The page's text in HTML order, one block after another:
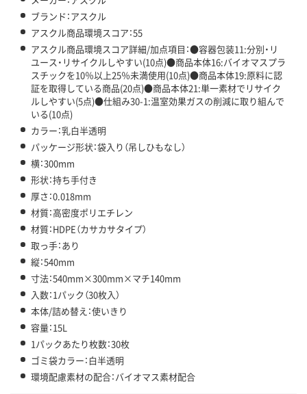
ブランド：アスクル
アスクル商品環境スコア：55
アスクル商品環境スコア詳細/加点項目：●容器包装11:分別・リ
ユース・リサイクルしやすい(10点)●商品本体16:バイオマスプラ
スチックを10％以上25％未満使用(10点)●商品本体19:原料に認
証を取得している商品(20点)●商品本体21:単一素材でリサイク
ルしやすい(5点)●仕組み30-1:温室効果ガスの削減に取り組んで
いる(10点)
カラー：乳白半透明
パッケージ形状：袋入り（吊しひもなし）
横：300mm
形状：持ち手付き
厚さ：0.018mm
材質：高密度ポリエチレン
材質：HDPE（カサカサタイプ）
取っ手：あり
縦：540mm
寸法：540mm×300mm×マチ140mm
入数：1パック（30枚入）
本体/詰め替え：使いきり
容量：15L
1パックあたり枚数：30枚
ゴミ袋カラー：白半透明
環境配慮素材の配合：バイオマス素材配合